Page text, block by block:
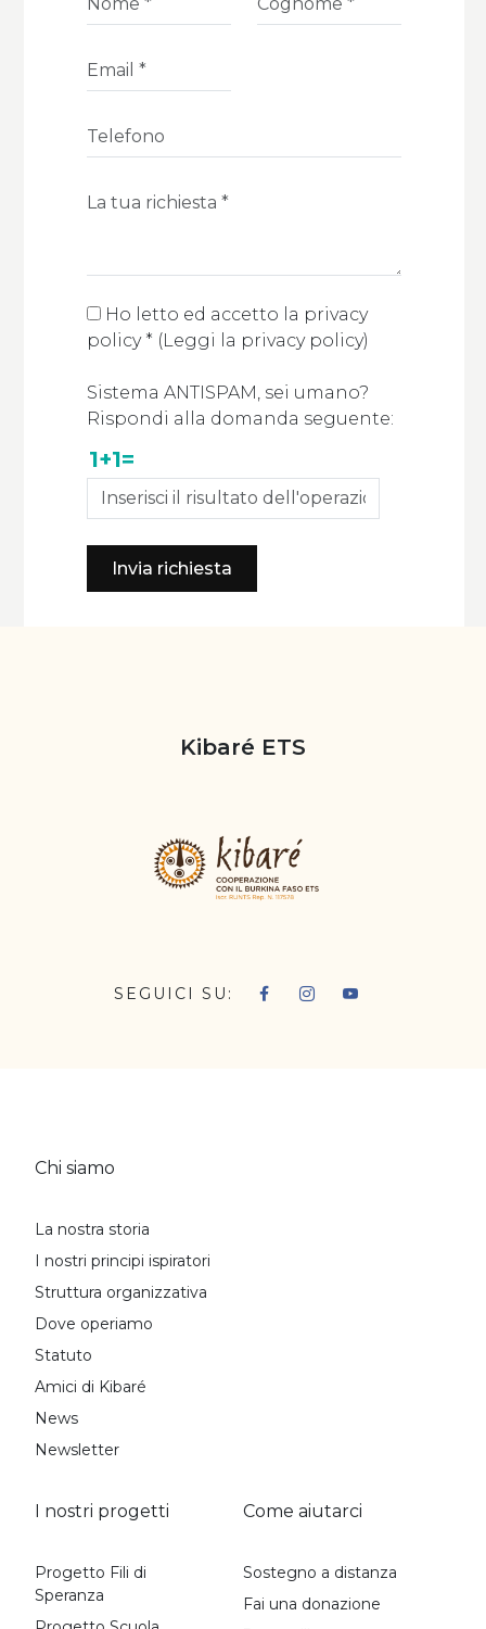
Ho letto ed accetto la privacy
policy * (Leggi la privacy policy)
Sistema ANTISPAM, sei umano?
Rispondi alla domanda seguente:
1+1=
Invia richiesta
Kibaré ETS
SEGUICI SU:
Chi siamo
La nostra storia
I nostri principi ispiratori
Struttura organizzativa
Dove operiamo
Statuto
Amici di Kibaré
News
Newsletter
I nostri progetti
Progetto Fili di
Speranza
Come aiutarci
Sostegno a distanza
Fai una donazione